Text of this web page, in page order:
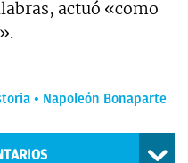
actuó «como
Napoleón Bonaparte